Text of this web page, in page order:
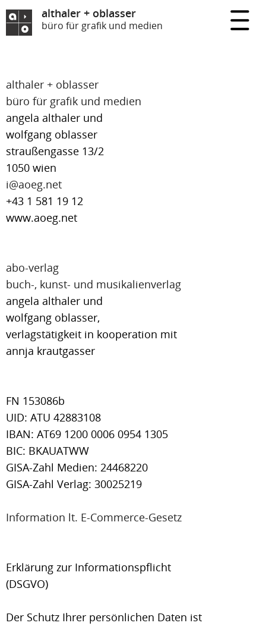
althaler + oblasser
büro für grafik und medien
althaler + oblasser
büro für grafik und medien
angela althaler und
wolfgang oblasser
straußengasse 13/2
1050 wien
i@aoeg.net
+43 1 581 19 12
www.aoeg.net
abo-verlag
buch-, kunst- und musikalienverlag
angela althaler und
wolfgang oblasser,
verlagstätigkeit in kooperation mit
annja krautgasser
FN 153086b
UID: ATU 42883108
IBAN: AT69 1200 0006 0954 1305
BIC: BKAUATWW
GISA-Zahl Medien: 24468220
GISA-Zahl Verlag: 30025219
Information lt. E-Commerce-Gesetz
Erklärung zur Informationspflicht
(DSGVO)
Der Schutz Ihrer persönlichen Daten ist